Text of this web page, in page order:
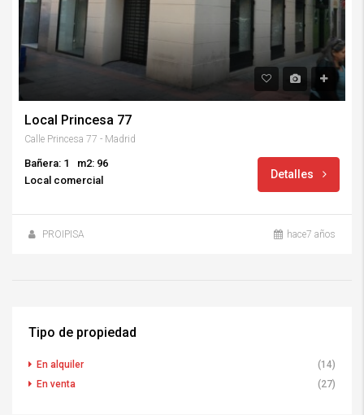
Local Princesa 77
Calle Princesa 77 - Madrid
Bañera: 1
m2: 96
Local comercial
Detalles
PROIPISA hace7 años
Tipo de propiedad
En alquiler
(14)
En venta
(27)